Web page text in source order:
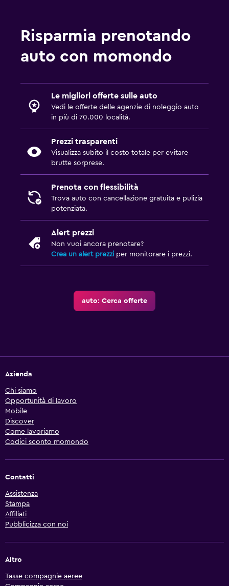
Risparmia prenotando
auto con momondo
Le migliori offerte sulle auto
Vedi le offerte delle agenzie di noleggio auto
in più di 70.000 località.
Prezzi trasparenti
Visualizza subito il costo totale per evitare
brutte sorprese.
Prenota con flessibilità
Trova auto con cancellazione gratuita e pulizia
potenziata.
Alert prezzi
Non vuoi ancora prenotare?
Crea un alert prezzi per monitorare i prezzi.
auto: Cerca offerte
Azienda
Chi siamo
Opportunità di lavoro
Mobile
Discover
Come lavoriamo
Codici sconto momondo
Contatti
Assistenza
Stampa
Affiliati
Pubblicizza con noi
Altro
Tasse compagnie aeree